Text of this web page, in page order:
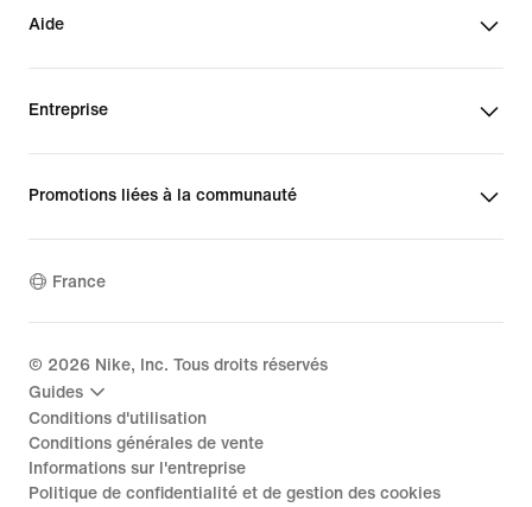
Aide
Entreprise
Promotions liées à la communauté
France
© 2026 Nike, Inc. Tous droits réservés
Guides
Conditions d'utilisation
Conditions générales de vente
Informations sur l'entreprise
Politique de confidentialité et de gestion des cookies